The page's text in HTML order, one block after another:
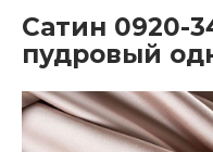
Сатин 0920-
пудровый